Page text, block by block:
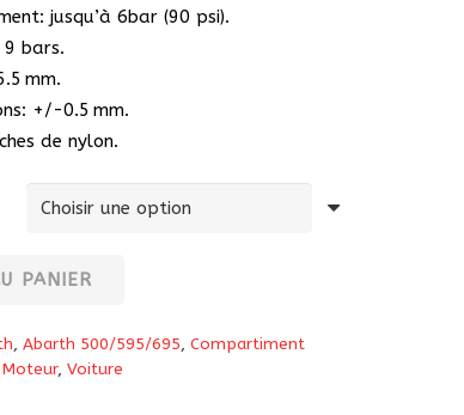
jusqu’à 6bar (90 psi).
9 bars.
mm.
+/-0.5 mm.
de nylon.
PANIER
,Abarth 500/595/695,Compartiment
Moteur, Voiture